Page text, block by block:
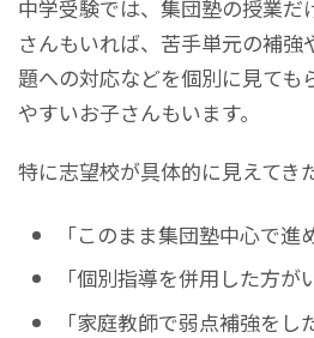
中学受験では、集団塾の授業だ
さんもいれば、苦手単元の補強
題への対応などを個別に見ても
やすいお子さんもいます。
特に志望校が具体的に見えてき
「このまま集団塾中心で進
「個別指導を併用した方が
「家庭教師で弱点補強をし